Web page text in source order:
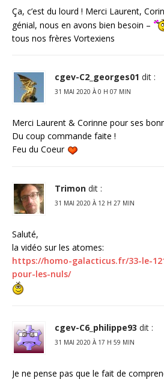
Ça, c’est du lourd ! Merci Laurent,
génial, nous en avons bien besoin –
tous nos frères Vortexiens
cgev-C2_georges01 dit :
31 MAI 2020 À 0 H 07 MIN
Merci Laurent & Corinne pour ses
Du coup commande faite !
Feu du Coeur
Trimon dit :
31 MAI 2020 À 12 H 27 MIN
Saluté,
la vidéo sur les atomes:
https://homo-galacticus.fr/33-le-
pour-les-nuls/
cgev-C6_philippe93 dit :
31 MAI 2020 À 17 H 59 MIN
Je ne pense pas que le fait de